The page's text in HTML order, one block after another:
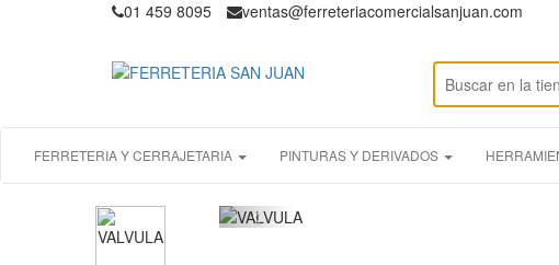
01 459 8095 ventas@ferreteriacomercialsanjuan.com
FERRETERIA Y CERRAJETARIA PINTURAS Y DERIVADOS